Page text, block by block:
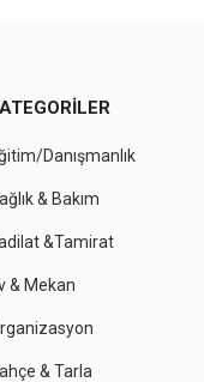
Danışmanlık
& Bakım
&Tamirat
& Mekan
& Tarla